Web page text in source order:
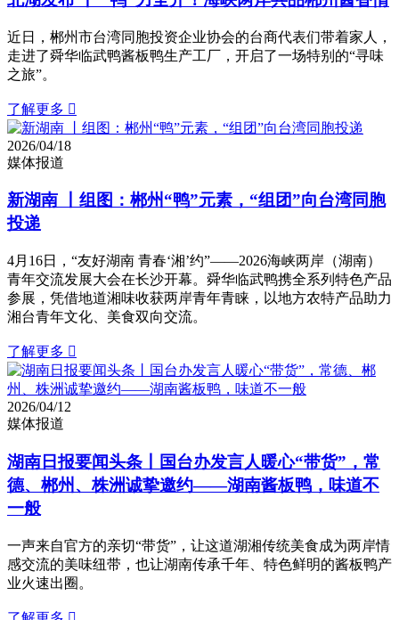
近日，郴州市台湾同胞投资企业协会的台商代表们带着家人，
走进了舜华临武鸭酱板鸭生产工厂，开启了一场特别的“寻味
之旅”。
了解更多 
2026/04/18
媒体报道
新湖南 丨组图：郴州“鸭”元素，“组团”向台湾同胞
投递
4月16日，“友好湖南 青春‘湘’约”——2026海峡两岸（湖南）
青年交流发展大会在长沙开幕。舜华临武鸭携全系列特色产品
参展，凭借地道湘味收获两岸青年青睐，以地方农特产品助力
湘台青年文化、美食双向交流。
了解更多 
2026/04/12
媒体报道
湖南日报要闻头条丨国台办发言人暖心“带货”，常
德、郴州、株洲诚挚邀约——湖南酱板鸭，味道不
一般
一声来自官方的亲切“带货”，让这道湖湘传统美食成为两岸情
感交流的美味纽带，也让湖南传承千年、特色鲜明的酱板鸭产
业火速出圈。